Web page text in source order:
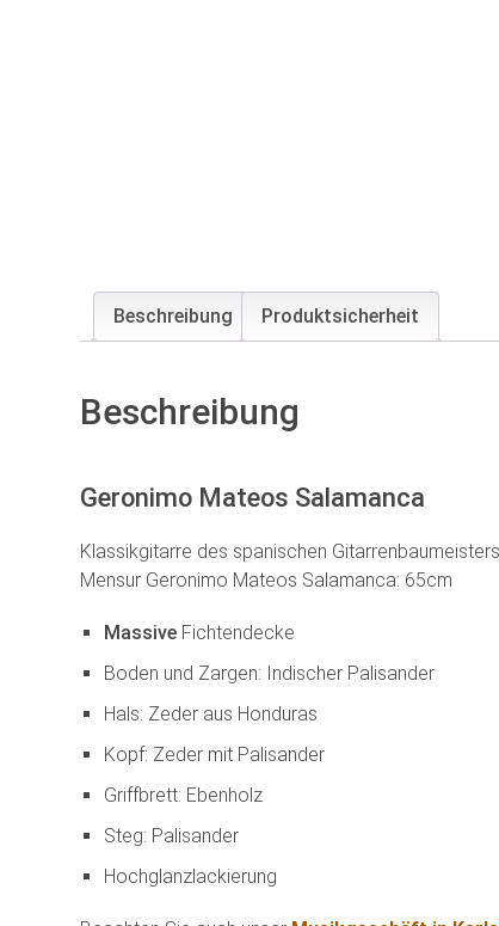
Beschreibung Produktsicherheit
Beschreibung
Geronimo Mateos Salamanca
Klassikgitarre des spanischen Gitarrenbaumeisters
Mensur Geronimo Mateos Salamanca: 65cm
Massive Fichtendecke
Boden und Zargen: Indischer Palisander
Hals: Zeder aus Honduras
Kopf: Zeder mit Palisander
Griffbrett: Ebenholz
Steg: Palisander
Hochglanzlackierung